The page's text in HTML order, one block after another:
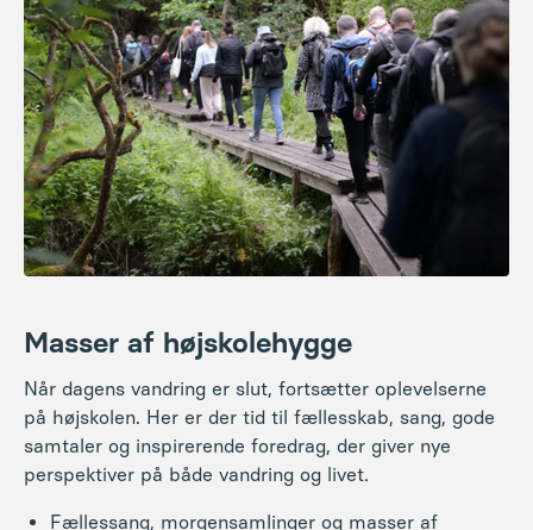
Masser af højskolehygge
Når dagens vandring er slut, fortsætter oplevelserne
på højskolen. Her er der tid til fællesskab, sang, gode
samtaler og inspirerende foredrag, der giver nye
perspektiver på både vandring og livet.
Fællessang, morgensamlinger og masser af